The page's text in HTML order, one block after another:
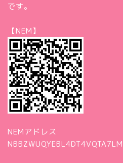
です。
【NEM】
NEMアドレス